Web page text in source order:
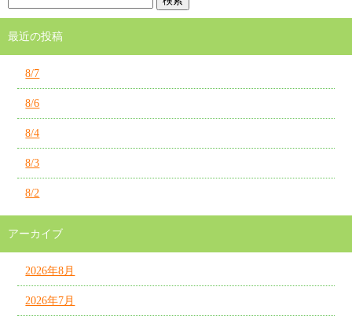
最近の投稿
8/7
8/6
8/4
8/3
8/2
アーカイブ
2026年8月
2026年7月